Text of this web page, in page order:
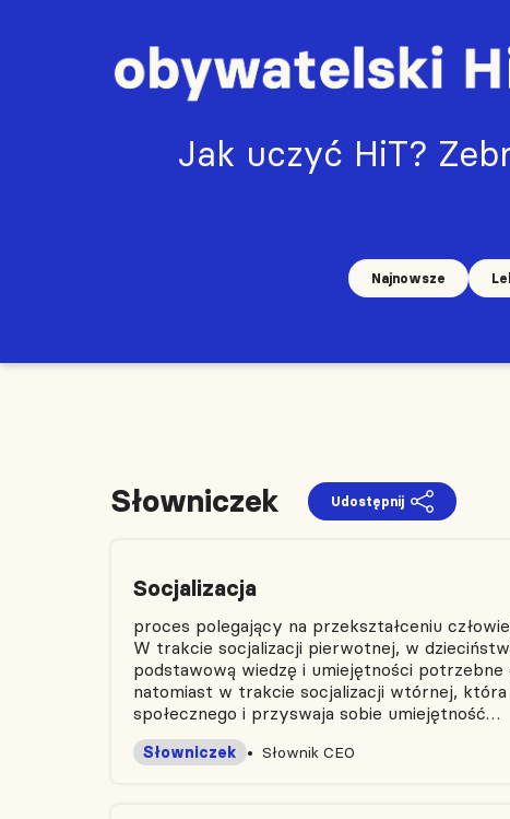
Jak uczyć HiT?
Najnowsze
Słowniczek Udostępnij
Socjalizacja
proces polegający na przekształceniu
W trakcie socjalizacji pierwotnej, w
podstawową wiedzę i umiejętności
natomiast w trakcie socjalizacji wtórnej,
społecznego i przyswaja sobie umiejętność…
Słownik CEO
Słowniczek